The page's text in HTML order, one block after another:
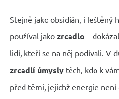
Stejně jako obsidián, i leštěný
používal jako zrcadlo –
lidí, kteří se na něj podívali. V
zrcadlí úmysly těch, kdo k
před těmi, jejichž energie není